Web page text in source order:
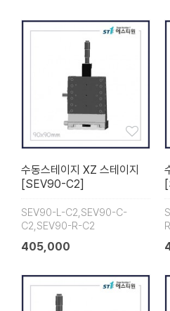
수동스테이지 XZ 스테이지
[SEV90-C2]
SEV90-L-C2,SEV90-C-
C2,SEV90-R-C2
405,000